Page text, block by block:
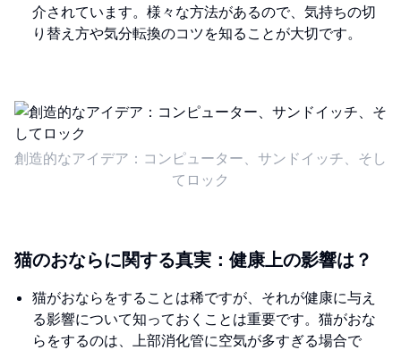
介されています。様々な方法があるので、気持ちの切
り替え方や気分転換のコツを知ることが大切です。
創造的なアイデア：コンピューター、サンドイッチ、そし
てロック
猫のおならに関する真実：健康上の影響は？
猫がおならをすることは稀ですが、それが健康に与え
る影響について知っておくことは重要です。猫がおな
らをするのは、上部消化管に空気が多すぎる場合で